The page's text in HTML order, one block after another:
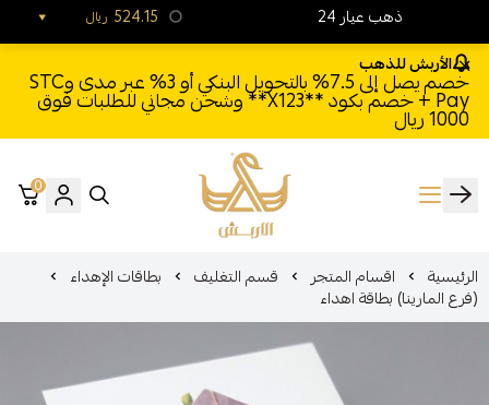
الأربش للذهب
خصم يصل إلى 7.5% بالتحويل البنكي أو 3% عبر مدى وSTC
Pay + خصم بكود **X123** وشحن مجاني للطلبات فوق
1000 ريال
الأربش للذهب
0
الرئيسية اقسام المتجر قسم التغليف بطاقات الإهداء
(فرع المارينا) بطاقة اهداء
24 ذهب عيار ريال 524.15